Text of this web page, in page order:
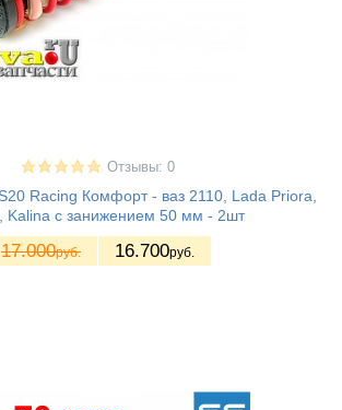
Отзывы: 0
Racing Комфорт - ваз 2110, Lada Priora,
Kalina с занижением 50 мм - 2шт
17.000руб. 16.700руб.